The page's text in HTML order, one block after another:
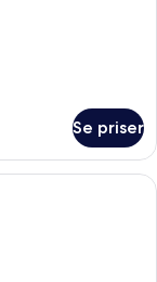
Se priser
med en stor seng,